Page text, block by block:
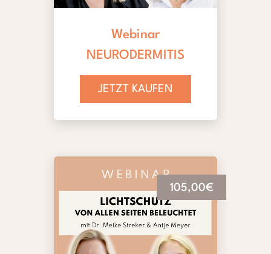
Webinar
NEURODERMITIS
JETZT KAUFEN
105,00€